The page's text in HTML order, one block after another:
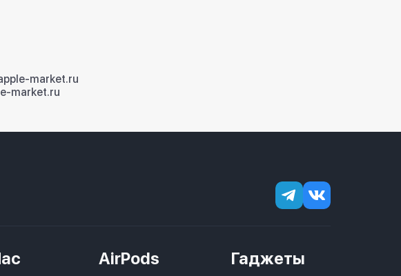
market.ru
market.ru
AirPods Гаджеты